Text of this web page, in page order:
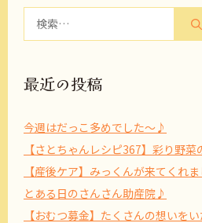
最近の投稿
今週はだっこ多めでした～♪
【さとちゃんレシピ367】彩り野菜
【産後ケア】みっくんが来てくれ
とある日のさんさん助産院♪
【おむつ募金】たくさんの想いを